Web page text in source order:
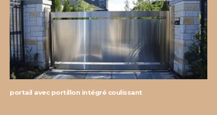
portail avec portillon intégré coulissant